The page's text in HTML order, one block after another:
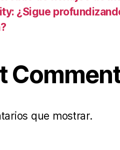
¿Sigue
que mostrar.